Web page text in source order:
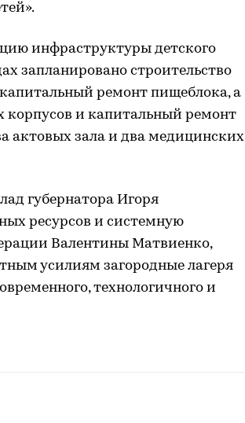
инфраструктуры детского
запланировано строительство
ремонт пищеблока, а
корпусов и капитальный ремонт
актовых зала и два медицинских
губернатора Игоря
ресурсов и системную
Валентины Матвиенко,
усилиям загородные лагеря
технологичного и